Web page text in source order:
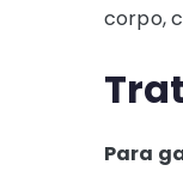
corpo,
Para